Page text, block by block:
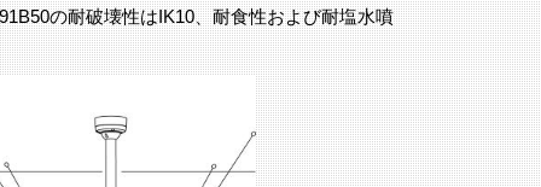
の耐破壊性はIK10、耐食性および耐塩水噴